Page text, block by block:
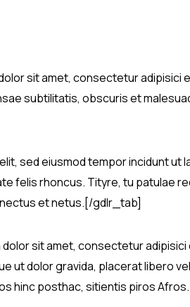
sit amet, consectetur
subtilitatis, obscuris et
sed eiusmod tempor incidunt ut
felis rhoncus. Tityre, tu patulae
et netus.[/gdlr_tab]
sit amet, consectetur
ut dolor gravida, placerat libero
hinc posthac, sitientis piros Afros.